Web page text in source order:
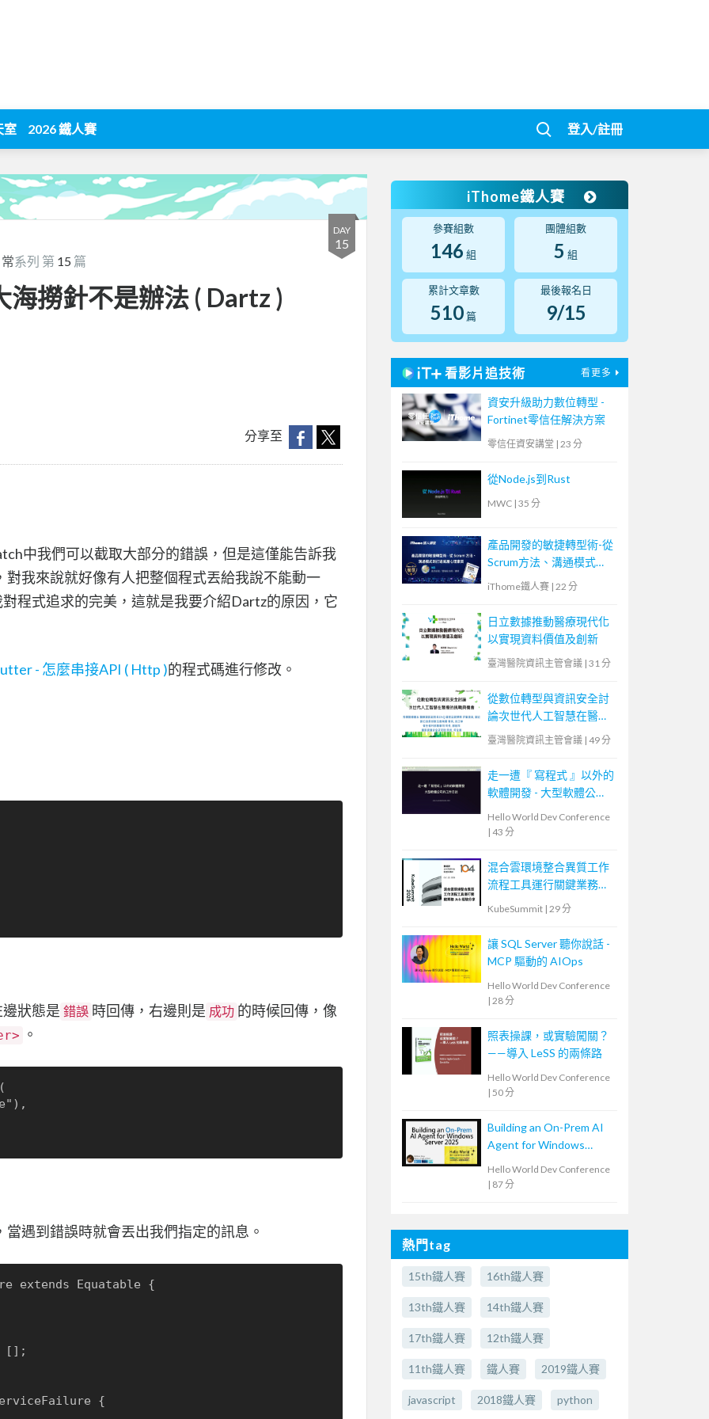
室 2026 鐵人賽 登入/註冊
DAY
15
系列 第 15 篇
撈針不是辦法 ( Dartz )
分享至
中我們可以截取大部分的錯誤，但是這僅能告訴我
我來說就好像有人把整個程式丟給我說不能動一
程式追求的完美，這就是我要介紹Dartz的原因，它
- 怎麼串接API ( Http )的程式碼進行修改。
狀態是 錯誤 時回傳，右邊則是 成功 的時候回傳，像
。
遇到錯誤時就會丟出我們指定的訊息。
extends Equatable {
{
iThome鐵人賽
參賽組數
146 組
團體組數
5 組
累計文章數
510 篇
最後報名日
9/15
看影片追技術 看更多
資安升級助力數位轉型 -
Fortinet零信任解決方案
零信任資安講堂 | 23 分
從Node.js到Rust
MWC | 35 分
產品開發的敏捷轉型術-從
Scrum方法、溝通模式到
打造底層心理素質
iThome鐵人賽 | 22 分
日立數據推動醫療現代化
以實現資料價值及創新
臺灣醫院資訊主管會議 | 31 分
從數位轉型與資訊安全討
論次世代人工智慧在醫療
的挑戰與機會
臺灣醫院資訊主管會議 | 49 分
走一遭『 寫程式 』以外的
軟體開發 - 大型軟體公司
Hello World Dev Conference
| 43 分
混合雲環境整合異質工作
流程工具運行關鍵業務
KubeSummit | 29 分
讓 SQL Server 聽你說話 -
MCP 驅動的 AIOps
Hello World Dev Conference
| 28 分
照表操課，或實驗闖關？
——導入 LeSS 的兩條路
Hello World Dev Conference
| 50 分
Building an On-Prem AI
Agent for Windows
System Maintenance
Hello World Dev Conference
| 87 分
熱門tag
15th鐵人賽 16th鐵人賽
13th鐵人賽 14th鐵人賽
17th鐵人賽 12th鐵人賽
11th鐵人賽 鐵人賽 2019鐵人賽
javascript 2018鐵人賽 python